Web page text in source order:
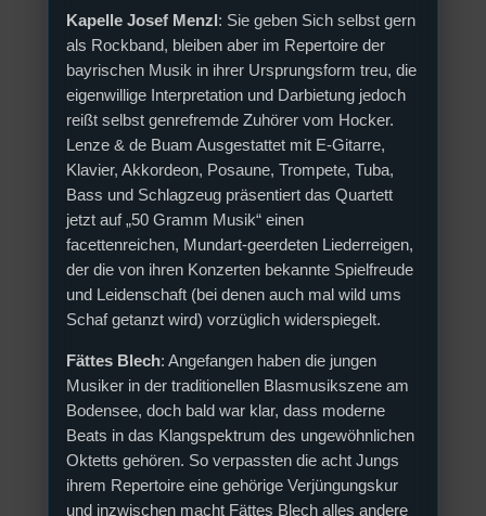
Kapelle Josef Menzl : Sie geben Sich selbst gern
als Rockband, bleiben aber im Repertoire der
bayrischen Musik in ihrer Ursprungsform treu, die
eigenwillige Interpretation und Darbietung jedoch
reißt selbst genrefremde Zuhörer vom Hocker.
Lenze & de Buam Ausgestattet mit E-Gitarre,
Klavier, Akkordeon, Posaune, Trompete, Tuba,
Bass und Schlagzeug präsentiert das Quartett
jetzt auf „50 Gramm Musik“ einen
facettenreichen, Mundart-geerdeten Liederreigen,
der die von ihren Konzerten bekannte Spielfreude
und Leidenschaft (bei denen auch mal wild ums
Schaf getanzt wird) vorzüglich widerspiegelt.
Fättes Blech: Angefangen haben die jungen
Musiker in der traditionellen Blasmusikszene am
Bodensee, doch bald war klar, dass moderne
Beats in das Klangspektrum des ungewöhnlichen
Oktetts gehören. So verpassten die acht Jungs
ihrem Repertoire eine gehörige Verjüngungskur
und inzwischen macht Fättes Blech alles andere